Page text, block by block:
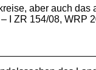
aber auch das
I ZR 154/08, WRP